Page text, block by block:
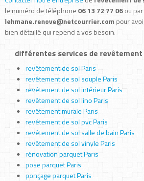
le numéro de téléphone 06 13 72 77 06ou
lehmane.renove@netcourrier.com pour
bien détaillé qui repend a vos besoin.
différentes services de revêtement
revêtement de sol Paris
revêtement de sol souple Paris
revêtement de sol intérieur Paris
revêtement de sol lino Paris
revêtement murale Paris
revêtement de sol pvc Paris
revêtement de sol salle de bain Paris
revêtement de sol vinyle Paris
rénovation parquet Paris
pose parquet Paris
ponçage parquet Paris